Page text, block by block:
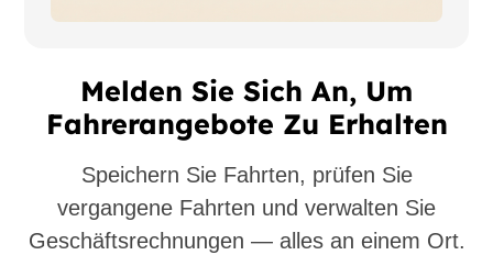
Melden Sie Sich An, Um
Fahrerangebote Zu Erhalten
Speichern Sie Fahrten, prüfen Sie
vergangene Fahrten und verwalten Sie
Geschäftsrechnungen — alles an einem Ort.